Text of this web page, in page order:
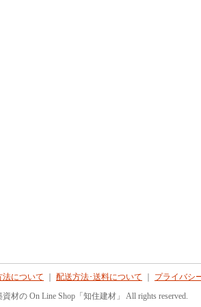
法について 配送方法･送料について
プライバシ
材の On Line Shop「知住建材」 All rights reserved.